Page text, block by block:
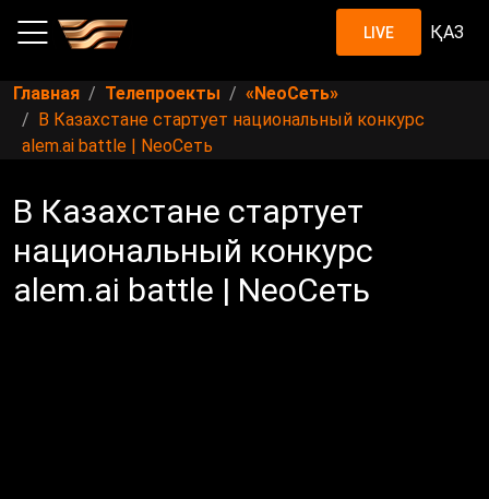
LIVE ҚАЗ
Главная Телепроекты
«NeoСеть»
В Казахстане стартует национальный конкурс
alem.ai battle | NeoСеть
В Казахстане стартует
национальный конкурс
alem.ai battle | NeoСеть